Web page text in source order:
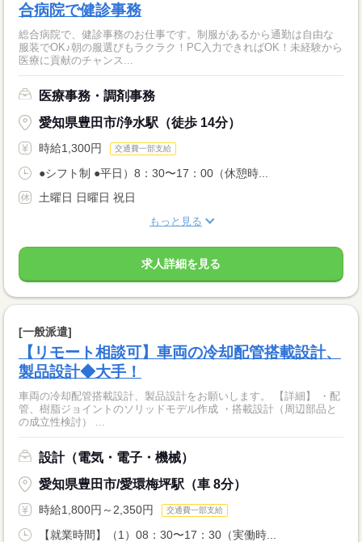
合病院で健診事務
総合病院で、健診事務のお仕事です。制服があるから通勤は自由な
服装でOK♪朝の服選びもラクラク！PC入力できればOK！未経験から
医療に貢献のチャンス...
医療事務・調剤事務
愛知県豊田市/浄水駅（徒歩 14分）
時給1,300円 交通費一部支給
●シフト制 ●平日）8：30〜17：00（休憩時...
土曜日 日曜日 祝日
もっと見る
求人詳細を見る
[一般派遣]
【リモート相談可】車両の冷却配管搭載設計、
製品設計◆大手！
車両の冷却配管搭載設計、製品設計をお願いします。 【詳細】 ・配
管、樹脂ジョイントのソリッドモデル作成 ・搭載設計（周辺部品と
の成立性検討） ...
設計（電気・電子・機械）
愛知県豊田市/愛環梅坪駅（車 8分）
時給1,800円～2,350円 交通費一部支給
【就業時間】（1）08：30〜17：30（実働時...